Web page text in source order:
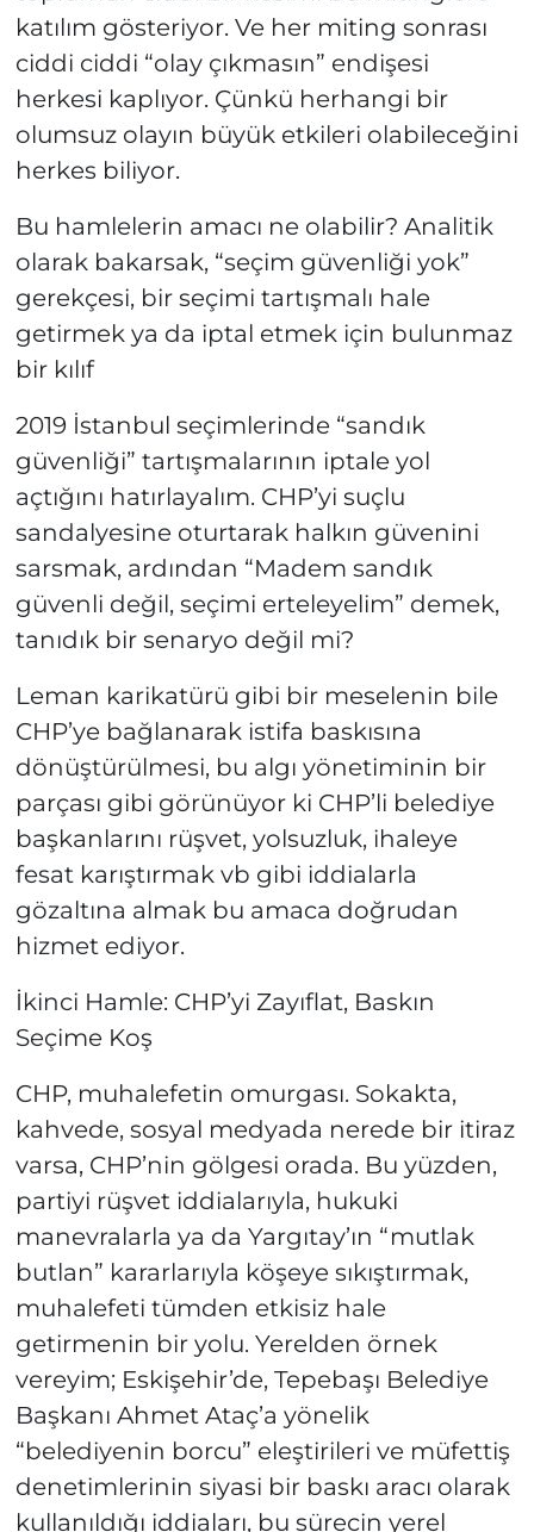
katılım gösteriyor. Ve her miting sonrası
ciddi ciddi “olay çıkmasın” endişesi
herkesi kaplıyor. Çünkü herhangi bir
olumsuz olayın büyük etkileri olabileceğini
herkes biliyor.
Bu hamlelerin amacı ne olabilir? Analitik
olarak bakarsak, “seçim güvenliği yok”
gerekçesi, bir seçimi tartışmalı hale
getirmek ya da iptal etmek için bulunmaz
bir kılıf
2019 İstanbul seçimlerinde “sandık
güvenliği” tartışmalarının iptale yol
açtığını hatırlayalım. CHP’yi suçlu
sandalyesine oturtarak halkın güvenini
sarsmak, ardından “Madem sandık
güvenli değil, seçimi erteleyelim” demek,
tanıdık bir senaryo değil mi?
Leman karikatürü gibi bir meselenin bile
CHP’ye bağlanarak istifa baskısına
dönüştürülmesi, bu algı yönetiminin bir
parçası gibi görünüyor ki CHP’li belediye
başkanlarını rüşvet, yolsuzluk, ihaleye
fesat karıştırmak vb gibi iddialarla
gözaltına almak bu amaca doğrudan
hizmet ediyor.
İkinci Hamle: CHP’yi Zayıflat, Baskın
Seçime Koş
CHP, muhalefetin omurgası. Sokakta,
kahvede, sosyal medyada nerede bir itiraz
varsa, CHP’nin gölgesi orada. Bu yüzden,
partiyi rüşvet iddialarıyla, hukuki
manevralarla ya da Yargıtay’ın “mutlak
butlan” kararlarıyla köşeye sıkıştırmak,
muhalefeti tümden etkisiz hale
getirmenin bir yolu. Yerelden örnek
vereyim; Eskişehir’de, Tepebaşı Belediye
Başkanı Ahmet Ataç’a yönelik
“belediyenin borcu” eleştirileri ve müfettiş
denetimlerinin siyasi bir baskı aracı olarak
kullanıldığı iddiaları, bu sürecin yerel